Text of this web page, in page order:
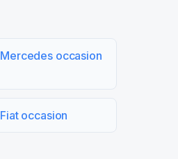
Mercedes occasion
Fiat occasion